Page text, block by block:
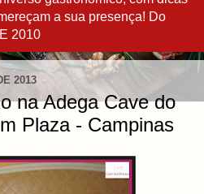
a sua presença! Do
2010
2013
na Adega Cave do
Plaza - Campinas